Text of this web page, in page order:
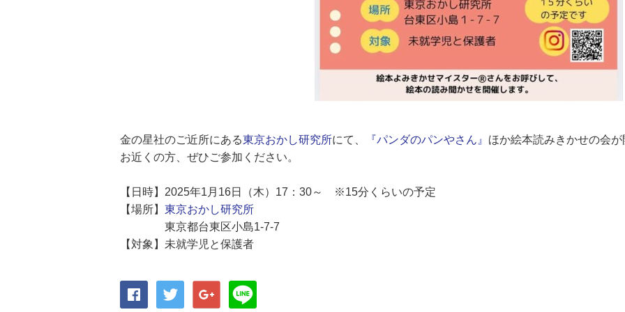
金の星社のご近所にある東京おかし研究所にて、 『パンダのパンやさん』 ほか絵本読みきかせの会が
お近くの方、ぜひご参加ください。
【日時】2025年1月16日（木）17：30～ ※15分くらいの予定
【場所】 東京おかし研究所
東京都台東区小島1-7-7
【対象】未就学児と保護者